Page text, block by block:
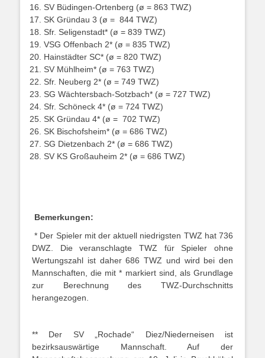
SV Büdingen-Ortenberg (ø = 863 TWZ)
SK Gründau 3 (ø = 844 TWZ)
Sfr. Seligenstadt* (ø = 839 TWZ)
VSG Offenbach 2* (ø = 835 TWZ)
Hainstädter SC* (ø = 820 TWZ)
SV Mühlheim* (ø = 763 TWZ)
Sfr. Neuberg 2* (ø = 749 TWZ)
SG Wächtersbach-Sotzbach* (ø = 727 TWZ)
Sfr. Schöneck 4* (ø = 724 TWZ)
SK Gründau 4* (ø = 702 TWZ)
SK Bischofsheim* (ø = 686 TWZ)
SG Dietzenbach 2* (ø = 686 TWZ)
SV KS Großauheim 2* (ø = 686 TWZ)
Bemerkungen:
* Der Spieler mit der aktuell niedrigsten TWZ hat 736
DWZ. Die veranschlagte TWZ für Spieler ohne
Wertungszahl ist daher 686 TWZ und wird bei den
Mannschaften, die mit * markiert sind, als Grundlage
zur Berechnung des TWZ-Durchschnitts
herangezogen.
** Der SV „Rochade“ Diez/Niederneisen ist
bezirksauswärtige Mannschaft. Auf der